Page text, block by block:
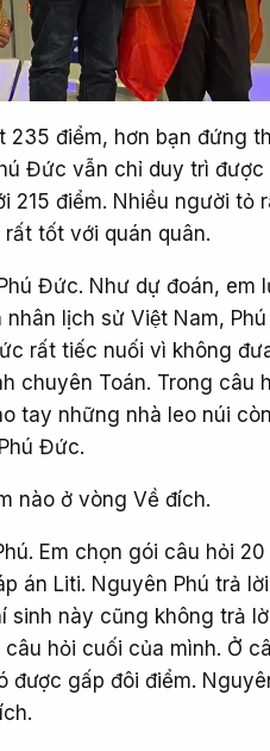
điểm, hơn bạn đứng
Đức vẫn chỉ duy trì được
215 điểm. Nhiều người tỏ
tốt với quán quân.
Đức. Như dự đoán, em
lịch sử Việt Nam,
rất tiếc nuối vì không
chuyên Toán. Trong câu
tay những nhà leo núi
Đức.
nào ở vòng Về đích.
Em chọn gói câu hỏi
án Liti. Nguyên Phú trả
sinh này cũng không trả
hỏi cuối của mình. Ở
gấp đôi điểm.